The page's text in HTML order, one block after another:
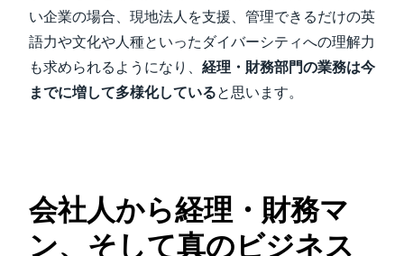
い企業の場合、現地法人を支援、管理できるだけの英
語力や文化や人種といったダイバーシティへの理解力
も求められるようになり、 経理・財務部門の業務は今
までに増して多様化していると思います。
会社人から経理・財務マ
ン、そして真のビジネス